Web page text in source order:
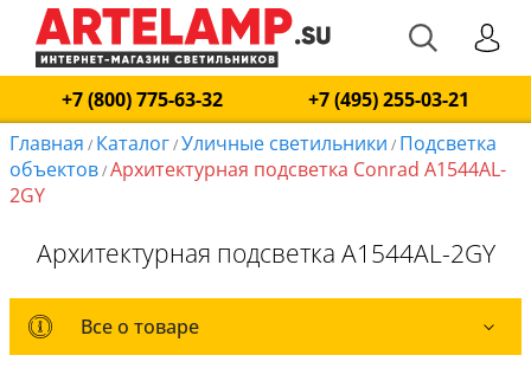
+7 (800) 775-63-32
+7 (495) 255-03-21
Главная / Каталог/Уличные светильники / Подсветка
объектов/Архитектурная подсветка Conrad A1544AL-
2GY
Архитектурная подсветка A1544AL-2GY
Все о товаре